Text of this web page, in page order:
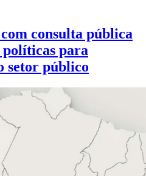
consulta pública
para
setor público